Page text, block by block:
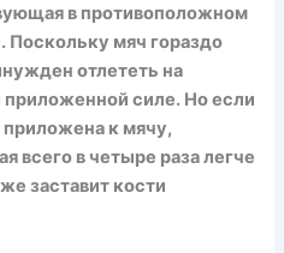
в противоположном
Поскольку мяч гораздо
отлететь на
силе. Но если
приложена к мячу,
всего в четыре раза легче
заставит кости